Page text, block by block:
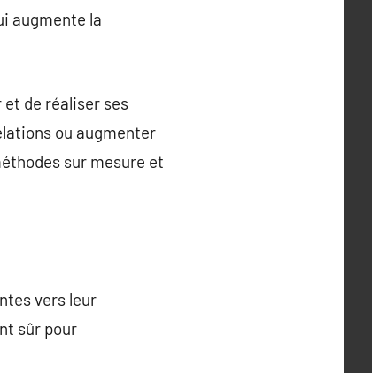
augmente la
de réaliser ses
ou augmenter
sur mesure et
vers leur
sûr pour